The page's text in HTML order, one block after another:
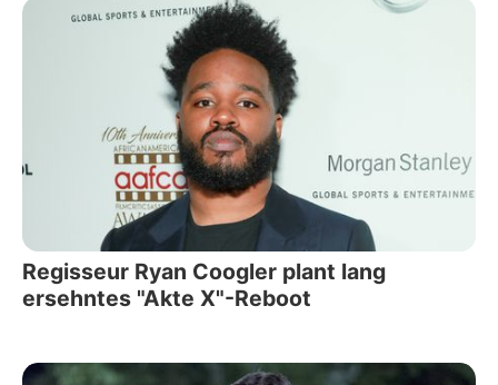
Regisseur Ryan Coogler plant lang
ersehntes "Akte X"-Reboot